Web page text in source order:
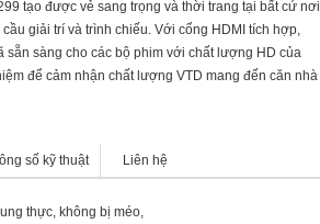
tạo được vẻ sang trọng và thời trang tại bất cứ nơi
giải trí và trình chiếu. Với cổng HDMI tích hợp,
sẵn sàng cho các bộ phim với chất lượng HD của
để cảm nhận chất lượng VTD mang đến căn nhà
số kỹ thuật Liên hệ
thực, không bị méo,